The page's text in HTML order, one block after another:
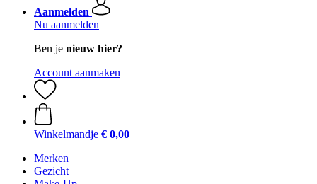
Aanmelden
Nu aanmelden
Ben je nieuw hier?
Account aanmaken
Winkelmandje € 0,00
Merken
Gezicht